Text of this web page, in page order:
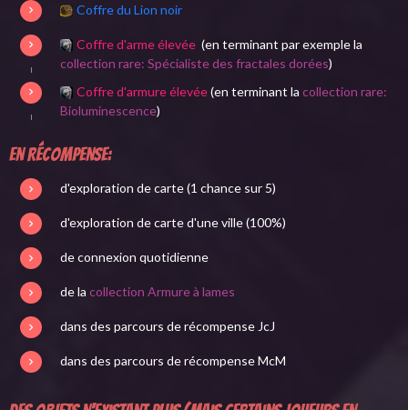
Coffre du Lion noir
Coffre d'arme élevée(en terminant par exemple la
collection rare: Spécialiste des fractales dorées)
Coffre d'armure élevée(en terminant la collection rare:
Bioluminescence)
En récompense:
d'exploration de carte (1 chance sur 5)
d'exploration de carte d'une ville (100%)
de connexion quotidienne
de la collection Armure à lames
dans des parcours de récompense JcJ
dans des parcours de récompense McM